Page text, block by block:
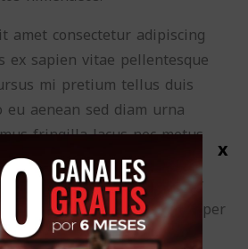
amet consectetur adipiscing
ex sapien vitae pellentesque
mi pretium tellus duis
eu aenean sed diam urna
fringilla lacus nec metus
massa nisl malesuada
Ut hendrerit semper
Ad litora torquent per
himenaeos.
x